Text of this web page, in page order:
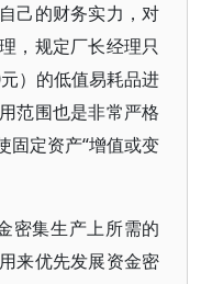
己的财务实力，对
，规定厂长经理只
）的低值易耗品进
范围也是非常严格
固定资产“增值或变
密集生产上所需的
来优先发展资金密